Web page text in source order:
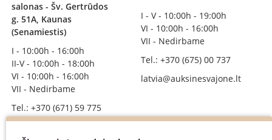
salonas - Šv. Gertrūdos
g. 51A, Kaunas
(Senamiestis)
I - 10:00h - 16:00h
II-V - 10:00h - 18:00h
VI - 10:00h - 16:00h
VII - Nedirbame
Tel.: +370 (671) 59 775
I - V - 10:00h - 19:00h
VI - 10:00h - 16:00h
VII - Nedirbame
Tel.: +370 (675) 00 737
latvia@auksinesvajone.lt